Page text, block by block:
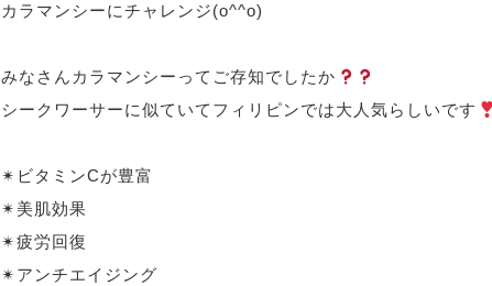
カラマンシーにチャレンジ(o^^o)
みなさんカラマンシーってご存知でしたか
シークワーサーに似ていてフィリピンでは大人気らしいです
✴︎ ビタミンCが豊富
✴︎ 美肌効果
✴︎疲労回復
✴︎ アンチエイジング